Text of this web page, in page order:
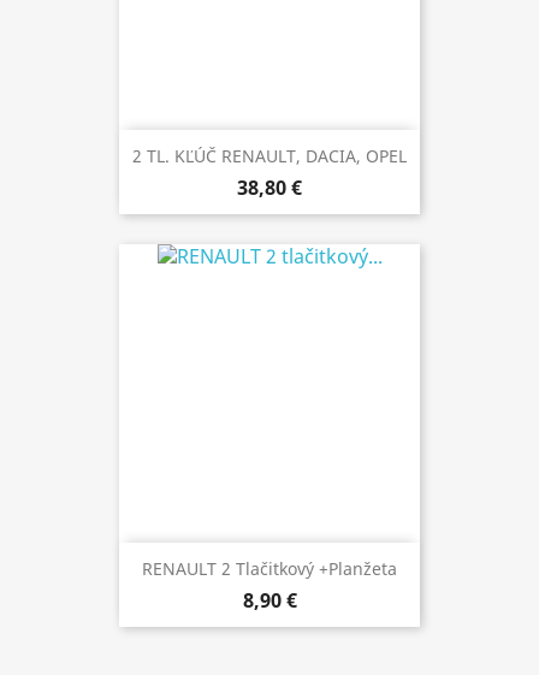
2 TL. KĽÚČ RENAULT, DACIA, OPEL
38,80 €
RENAULT 2 Tlačitkový +planžeta
8,90 €